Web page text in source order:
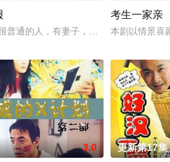
经长大成人的两人重逢了。乔
，住在偏僻的农村，长子丁有田在一次
普通的人，有妻子，有女儿，面临下岗
考生一家亲
本剧以情景喜
3.0 更新第17集